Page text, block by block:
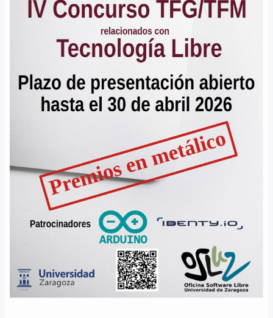
navegación